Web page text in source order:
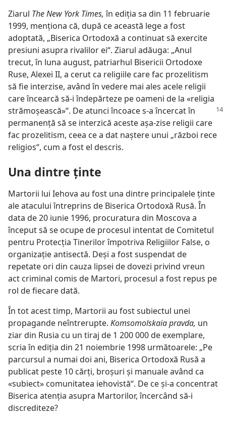
Ziarul The New York Times,în ediţia sa din 11 februarie
1999, menţiona că, după ce această lege a fost
adoptată, „Biserica Ortodoxă a continuat să exercite
presiuni asupra rivalilor ei“. Ziarul adăuga: „Anul
trecut, în luna august, patriarhul Bisericii Ortodoxe
Ruse, Alexei II, a cerut ca religiile care fac prozelitism
să fie interzise, având în vedere mai ales acele religii
care încearcă să-i îndepărteze pe oameni de la «religia
strămoşească»“. De atunci încoace s-a încercat în
permanenţă să se interzică aceste aşa-zise religii care
fac prozelitism, ceea ce a dat naştere unui „război rece
religios“, cum a fost el descris.
Una dintre ţinte
Martorii lui Iehova au fost una dintre principalele ţinte
ale atacului întreprins de Biserica Ortodoxă Rusă. În
data de 20 iunie 1996, procuratura din Moscova a
început să se ocupe de procesul intentat de Comitetul
pentru Protecţia Tinerilor împotriva Religiilor False, o
organizaţie antisectă. Deşi a fost suspendat de
repetate ori din cauza lipsei de dovezi privind vreun
act criminal comis de Martori, procesul a fost repus pe
rol de fiecare dată.
În tot acest timp, Martorii au fost subiectul unei
propagande neîntrerupte. Komsomolskaia pravda, un
ziar din Rusia cu un tiraj de 1 200 000 de exemplare,
scria în ediţia din 21 noiembrie 1998 următoarele: „Pe
parcursul a numai doi ani, Biserica Ortodoxă Rusă a
publicat peste 10 cărţi, broşuri şi manuale având ca
«subiect» comunitatea iehovistă“. De ce şi-a concentrat
Biserica atenţia asupra Martorilor, încercând să-i
discrediteze?